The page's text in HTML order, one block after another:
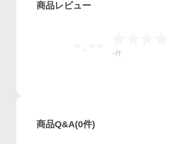
商品レビュー
-件
商品Q&A(0件)